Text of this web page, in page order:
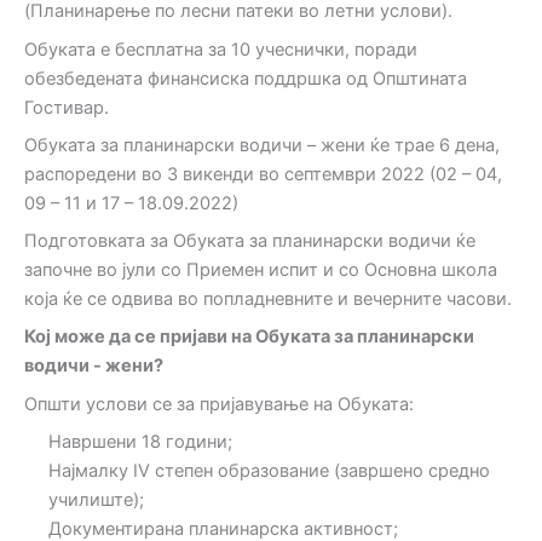
(Планинарење по лесни патеки во летни услови).
Обуката е бесплатна за 10 учеснички, поради
обезбедената финансиска поддршка од Општината
Гостивар.
Обуката за планинарски водичи – жени ќе трае 6 дена,
распоредени во 3 викенди во септември 2022 (02 – 04,
09 – 11 и 17 – 18.09.2022)
Подготовката за Обуката за планинарски водичи ќе
започне во јули со Приемен испит и со Основна школа
која ќе се одвива во попладневните и вечерните часови.
Кој може да се пријави на Обуката за планинарски
водичи - жени?
Општи услови се за пријавување на Обуката:
Навршени 18 години;
Најмалку IV степен образование (завршено средно
училиште);
Документирана планинарска активност;